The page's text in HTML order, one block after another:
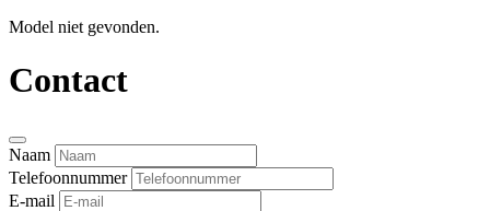
Model niet gevonden.
Contact
Naam
Telefoonnummer
E-mail